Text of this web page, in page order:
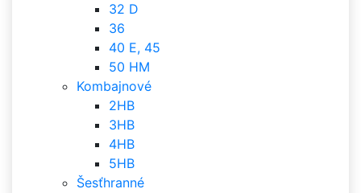
32 D
36
40 E, 45
50 HM
Kombajnové
2HB
3HB
4HB
5HB
Šesťhranné